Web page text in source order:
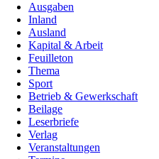
Ausgaben
Inland
Ausland
Kapital & Arbeit
Feuilleton
Thema
Sport
Betrieb & Gewerkschaft
Beilage
Leserbriefe
Verlag
Veranstaltungen